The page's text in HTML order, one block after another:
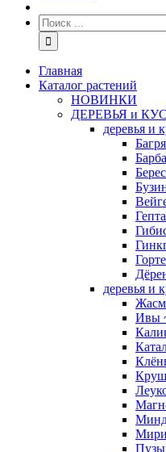
Главная
Каталог растений
НОВИНКИ
ДЕРЕВЬЯ и
деревья и
деревья и
Ивы